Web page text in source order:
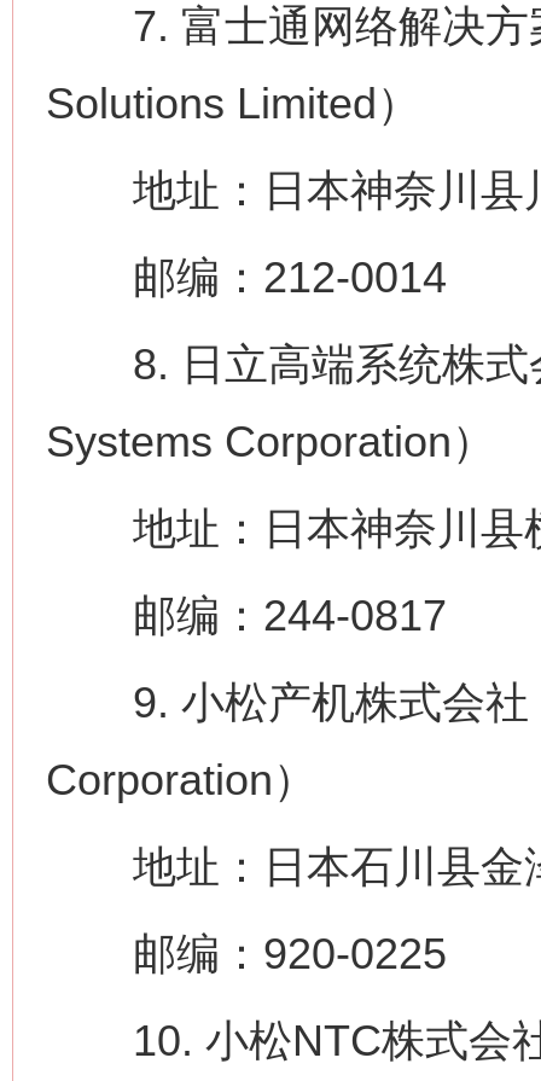
7. 富士通网络解决方
Solutions Limited）
地址：日本神奈川县
邮编：212-0014
8. 日立高端系统株式
Systems Corporation）
地址：日本神奈川县
邮编：244-0817
9. 小松产机株式会社
Corporation）
地址：日本石川县金
邮编：920-0225
10. 小松NTC株式会